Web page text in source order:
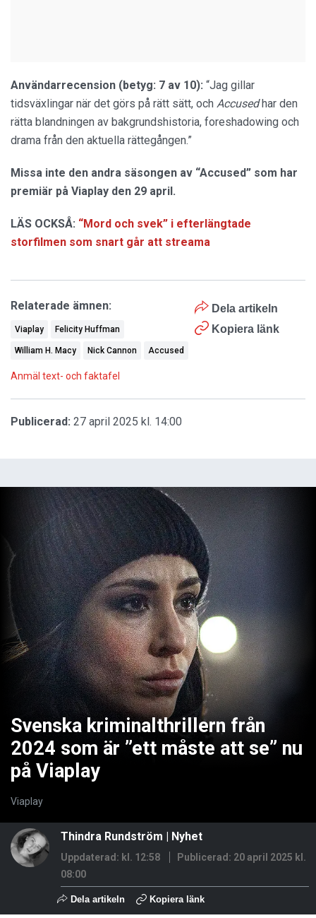
Användarrecension (betyg: 7 av 10): “Jag gillar
tidsväxlingar när det görs på rätt sätt, och Accusedhar den
rätta blandningen av bakgrundshistoria, foreshadowing och
drama från den aktuella rättegången.”
Missa inte den andra säsongen av “Accused” som har
premiär på Viaplay den 29 april.
LÄS OCKSÅ: “Mord och svek” i efterlängtade
storfilmen som snart går att streama
Dela artikeln
Kopiera länk
Relaterade ämnen:
Viaplay Felicity Huffman
William H. Macy Nick Cannon Accused
Anmäl text- och faktafel
Publicerad: 27 april 2025 kl. 14:00
Svenska kriminalthrillern från
2024 som är ”ett måste att se” nu
på Viaplay
Viaplay
Thindra Rundström Nyhet
Uppdaterad: kl. 12:58 Publicerad: 20 april 2025 kl.
08:00
Dela artikeln Kopiera länk